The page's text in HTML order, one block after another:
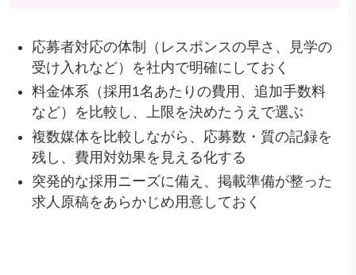
応募者対応の体制（レスポンスの早さ、見学の
受け入れなど）を社内で明確にしておく
料金体系（採用1名あたりの費用、追加手数料
など）を比較し、上限を決めたうえで選ぶ
複数媒体を比較しながら、応募数・質の記録を
残し、費用対効果を見える化する
突発的な採用ニーズに備え、掲載準備が整った
求人原稿をあらかじめ用意しておく